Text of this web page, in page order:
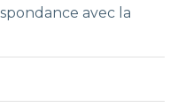
avec la